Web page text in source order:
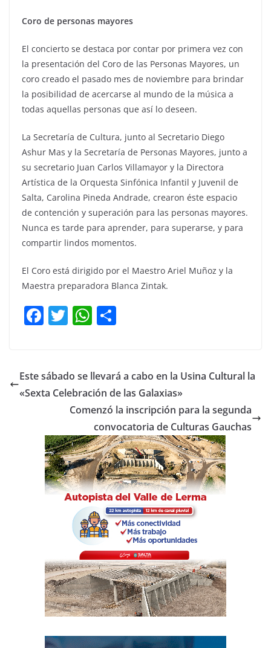
Coro de personas mayores
El concierto se destaca por contar por primera vez con
la presentación del Coro de las Personas Mayores, un
coro creado el pasado mes de noviembre para brindar
la posibilidad de acercarse al mundo de la música a
todas aquellas personas que así lo deseen.
La Secretaría de Cultura, junto al Secretario Diego
Ashur Mas y la Secretaría de Personas Mayores, junto a
su secretario Juan Carlos Villamayor y la Directora
Artística de la Orquesta Sinfónica Infantil y Juvenil de
Salta, Carolina Pineda Andrade, crearon éste espacio
de contención y superación para las personas mayores.
Nunca es tarde para aprender, para superarse, y para
compartir lindos momentos.
El Coro está dirigido por el Maestro Ariel Muñoz y la
Maestra preparadora Blanca Zintak.
F
e
b
o
k
T
er
W
s
A
p
p
p
ar
tir
Este sábado se llevará a cabo en la Usina Cultural la
«Sexta Celebración de las Galaxias»
Comenzó la inscripción para la segunda
convocatoria de Culturas Gauchas